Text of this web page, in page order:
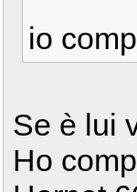
io
Se è lui
Ho